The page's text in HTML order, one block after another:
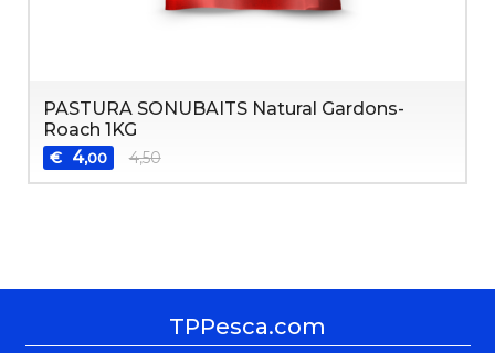
PASTURA SONUBAITS Natural Gardons-
Roach 1KG
€ 4,00 4,50
TPPesca.com